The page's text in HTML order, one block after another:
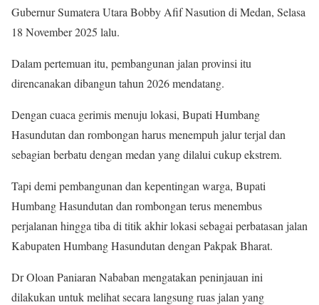
Gubernur Sumatera Utara Bobby Afif Nasution di Medan, Selasa
18 November 2025 lalu.
Dalam pertemuan itu, pembangunan jalan provinsi itu
direncanakan dibangun tahun 2026 mendatang.
Dengan cuaca gerimis menuju lokasi, Bupati Humbang
Hasundutan dan rombongan harus menempuh jalur terjal dan
sebagian berbatu dengan medan yang dilalui cukup ekstrem.
Tapi demi pembangunan dan kepentingan warga, Bupati
Humbang Hasundutan dan rombongan terus menembus
perjalanan hingga tiba di titik akhir lokasi sebagai perbatasan jalan
Kabupaten Humbang Hasundutan dengan Pakpak Bharat.
Dr Oloan Paniaran Nababan mengatakan peninjauan ini
dilakukan untuk melihat secara langsung ruas jalan yang